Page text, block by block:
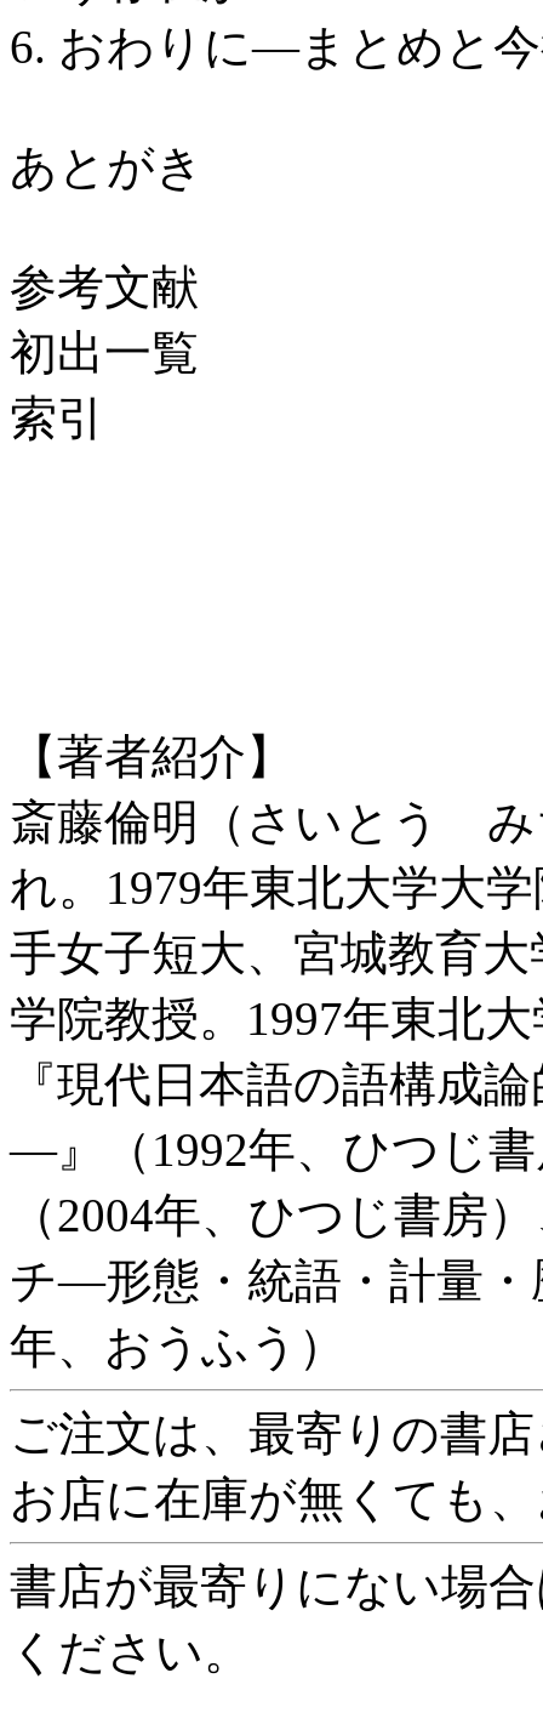
6. おわりに―まとめと
あとがき
参考文献
初出一覧
索引
【著者紹介】
斎藤倫明（さいとう み
れ。1979年東北大学大
手女子短大、宮城教育
学院教授。1997年東北
『現代日本語の語構成
—』（1992年、ひつじ
（2004年、ひつじ書房
チ—形態・統語・計量
年、おうふう）
ご注文は、最寄りの書
お店に在庫が無くても
書店が最寄りにない場
ください。